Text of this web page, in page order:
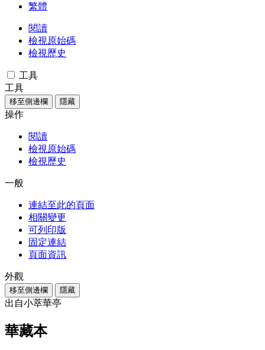
繁體
閱讀
檢視原始碼
檢視歷史
工具
工具
移至側邊欄 隱藏
操作
閱讀
檢視原始碼
檢視歷史
一般
連結至此的頁面
相關變更
可列印版
固定連結
頁面資訊
外觀
移至側邊欄 隱藏
出自小萃華亭
華藏本